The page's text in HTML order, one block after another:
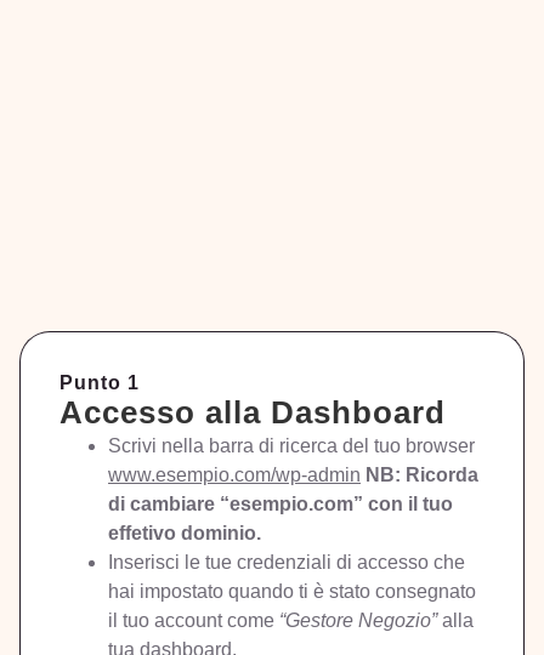
Punto 1
Accesso alla Dashboard
Scrivi nella barra di ricerca del tuo browser
www.esempio.com/wp-admin NB: Ricorda
di cambiare “esempio.com” con il tuo
effetivo dominio.
Inserisci le tue credenziali di accesso che
hai impostato quando ti è stato consegnato
il tuo account come “Gestore Negozio”alla
tua dashboard.